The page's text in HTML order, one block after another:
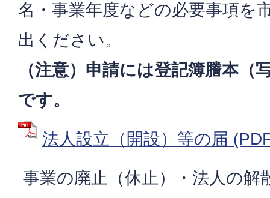
名・事業年度などの必要事項を
出ください。
（注意）申請には登記簿謄本（
です。
法人設立（開設）等の届
事業の廃止（休止）・法人の解